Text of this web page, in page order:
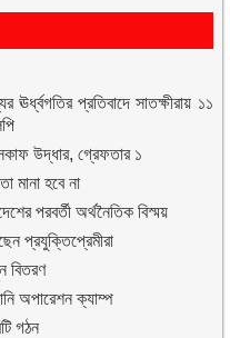
প্রতিবাদে সাতক্ষীরায় ১১
উদ্ধার, গ্রেফতার ১
মানা হবে না
পরবর্তী অর্থনৈতিক বিস্ময়
প্রযুক্তিপ্রেমীরা
বিতরণ
অপারেশন ক্যাম্প
গঠন